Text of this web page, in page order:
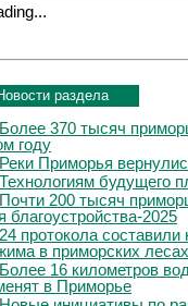
раздела
Более 370 тысяч
году
Реки Приморья
Технологиям будущего
Почти 200 тысяч
благоустройства-2025
24 протокола
в приморских лесах
Более 16 километров
в Приморье